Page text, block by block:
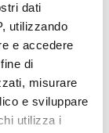
dati
utilizzando
e accedere
di
misurare
e sviluppare
utilizza i
infatti,
hanno
futuro